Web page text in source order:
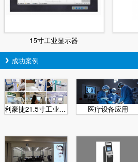
15寸工业显示器
成功案例
利豪捷21.5寸工业安卓一体机在医用自助取片机的特点
医疗设备应用